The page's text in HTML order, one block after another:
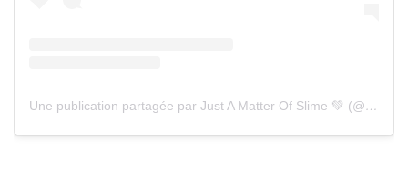
Une publication partagée par Just A Matter Of Slime 💚 (@ynwmelly)